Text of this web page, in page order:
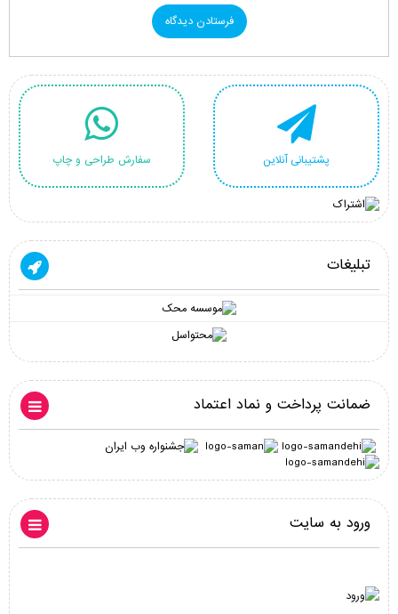
پشتیبانی آنلاین سفارش طراحی و چاپ
تبلیغات
ضمانت پرداخت و نماد اعتماد
ورود به سایت